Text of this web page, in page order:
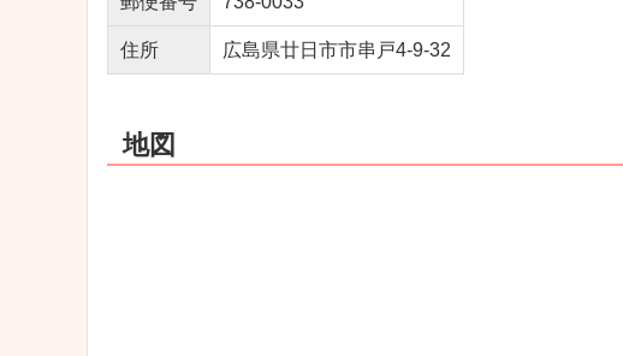
住所 広島県廿日市市串戸4‐9‐32
地図